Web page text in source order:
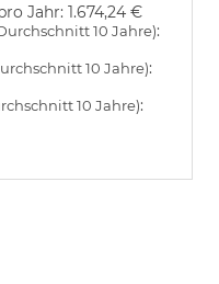
Jahr: 1.674,24 €
10 Jahre):
10 Jahre):
10 Jahre):